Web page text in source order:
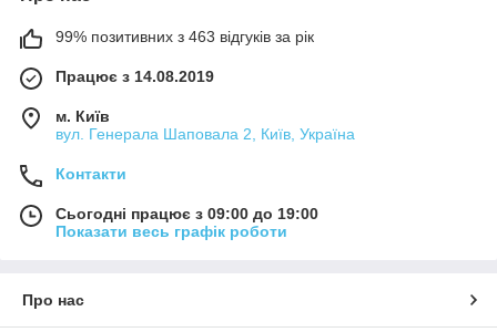
99% позитивних з 463 відгуків за рік
Працює з 14.08.2019
м. Київ
вул. Генерала Шаповала 2, Київ, Україна
Контакти
Сьогодні працює з 09:00 до 19:00
Показати весь графік роботи
Про нас